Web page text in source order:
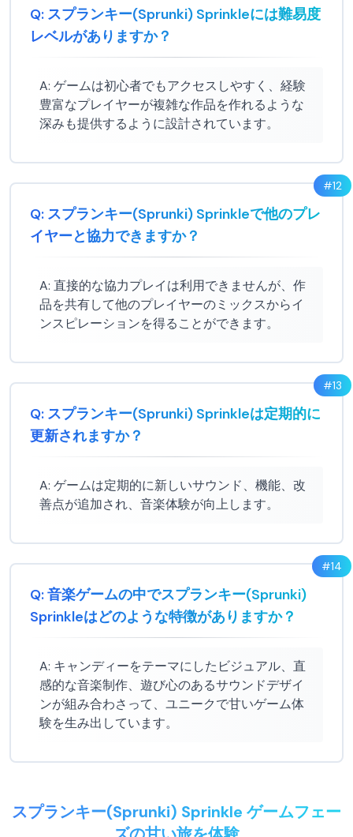
Q: スプランキー(Sprunki) Sprinkleには難易度
レベルがありますか？
A: ゲームは初心者でもアクセスしやすく、経験
豊富なプレイヤーが複雑な作品を作れるような
深みも提供するように設計されています。
#12
Q: スプランキー(Sprunki) Sprinkleで他のプレ
イヤーと協力できますか？
A: 直接的な協力プレイは利用できませんが、作
品を共有して他のプレイヤーのミックスからイ
ンスピレーションを得ることができます。
#13
Q: スプランキー(Sprunki) Sprinkleは定期的に
更新されますか？
A: ゲームは定期的に新しいサウンド、機能、改
善点が追加され、音楽体験が向上します。
#14
Q:音楽ゲームの中でスプランキー(Sprunki)
Sprinkleはどのような特徴がありますか？
A: キャンディーをテーマにしたビジュアル、直
感的な音楽制作、遊び心のあるサウンドデザイ
ンが組み合わさって、ユニークで甘いゲーム体
験を生み出しています。
スプランキー(Sprunki) Sprinkle ゲームフェー